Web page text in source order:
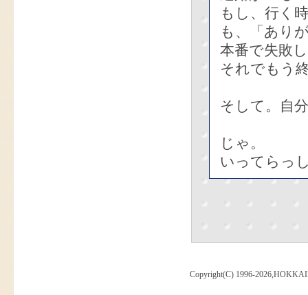
もし、行く
も、「あり
本番で失敗
それでもう
そして。自
じゃ。
いってらっ
Copyright(C) 1996-